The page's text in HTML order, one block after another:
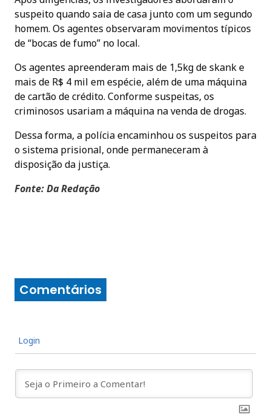
suspeito quando saia de casa junto com um segundo
homem. Os agentes observaram movimentos típicos
de “bocas de fumo” no local.
Os agentes apreenderam mais de 1,5kg de skank e
mais de R$ 4 mil em espécie, além de uma máquina
de cartão de crédito. Conforme suspeitas, os
criminosos usariam a máquina na venda de drogas.
Dessa forma, a polícia encaminhou os suspeitos para
o sistema prisional, onde permaneceram à
disposição da justiça.
Fonte: Da Redação
Comentários
Login